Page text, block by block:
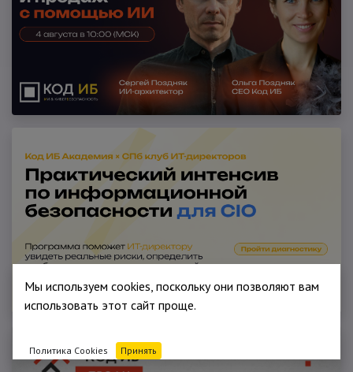
Мы используем cookies, поскольку они позволяют вам
использовать этот сайт проще.
Политика Cookies Принять